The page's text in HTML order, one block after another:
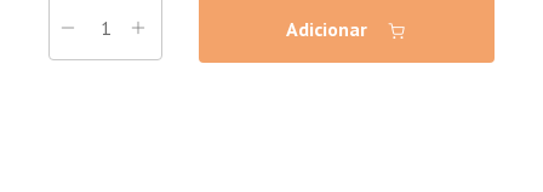
Adicionar